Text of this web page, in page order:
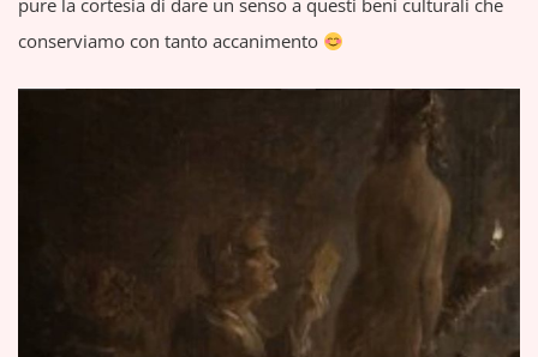
pure la cortesia di dare un senso a questi beni culturali che
conserviamo con tanto accanimento